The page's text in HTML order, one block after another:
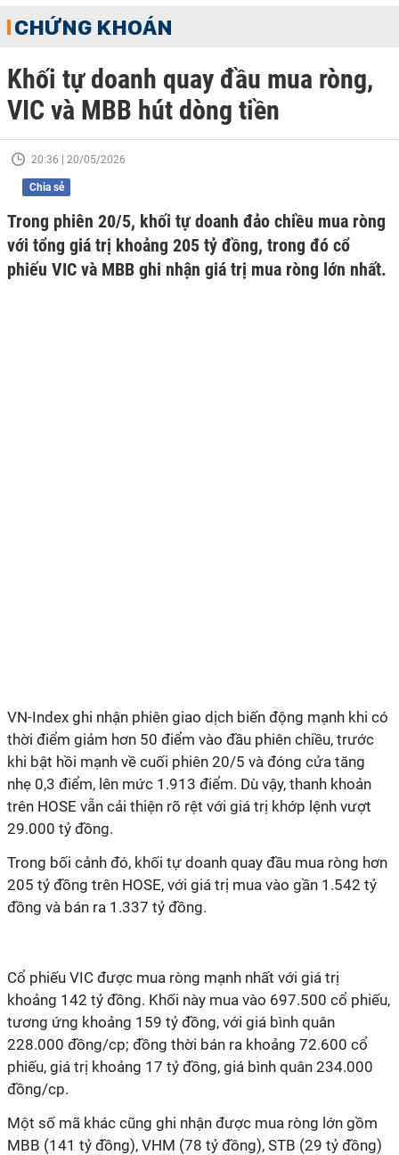
CHỨNG KHOÁN
Khối tự doanh quay đầu mua ròng,
VIC và MBB hút dòng tiền
20:36 | 20/05/2026
Chia sẻ
Trong phiên 20/5, khối tự doanh đảo chiều mua ròng
với tổng giá trị khoảng 205 tỷ đồng, trong đó cổ
phiếu VIC và MBB ghi nhận giá trị mua ròng lớn nhất.
VN-Index ghi nhận phiên giao dịch biến động mạnh khi có
thời điểm giảm hơn 50 điểm vào đầu phiên chiều, trước
khi bật hồi mạnh về cuối phiên 20/5 và đóng cửa tăng
nhẹ 0,3 điểm, lên mức 1.913 điểm. Dù vậy, thanh khoản
trên HOSE vẫn cải thiện rõ rệt với giá trị khớp lệnh vượt
29.000 tỷ đồng.
Trong bối cảnh đó, khối tự doanh quay đầu mua ròng hơn
205 tỷ đồng trên HOSE, với giá trị mua vào gần 1.542 tỷ
đồng và bán ra 1.337 tỷ đồng.
Cổ phiếu VIC được mua ròng mạnh nhất với giá trị
khoảng 142 tỷ đồng. Khối này mua vào 697.500 cổ phiếu,
tương ứng khoảng 159 tỷ đồng, với giá bình quân
228.000 đồng/cp; đồng thời bán ra khoảng 72.600 cổ
phiếu, giá trị khoảng 17 tỷ đồng, giá bình quân 234.000
đồng/cp.
Một số mã khác cũng ghi nhận được mua ròng lớn gồm
MBB (141 tỷ đồng), VHM (78 tỷ đồng), STB (29 tỷ đồng)